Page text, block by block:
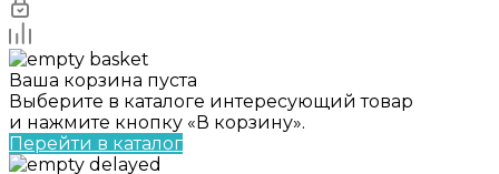
Ваша корзина пуста
Выберите в каталоге интересующий товар
и нажмите кнопку «В корзину».
Перейти в каталог